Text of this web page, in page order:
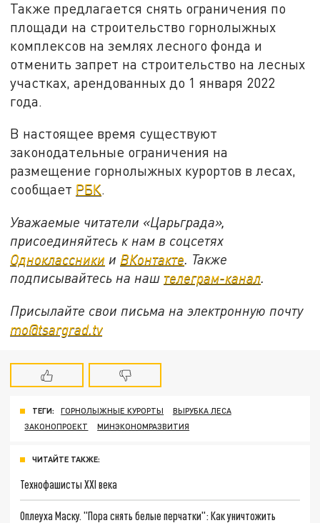
Также предлагается снять ограничения по
площади на строительство горнолыжных
комплексов на землях лесного фонда и
отменить запрет на строительство на лесных
участках, арендованных до 1 января 2022
года.
В настоящее время существуют
законодательные ограничения на
размещение горнолыжных курортов в лесах,
сообщает РБК.
Уважаемые читатели «Царьграда»,
присоединяйтесь к нам в соцсетях
Одноклассники и ВКонтакте. Также
подписывайтесь на наш телеграм-канал.
Присылайте свои письма на электронную почту
mo@tsargrad.tv
ТЕГИ: ГОРНОЛЫЖНЫЕ КУРОРТЫ
ВЫРУБКА ЛЕСА
ЗАКОНОПРОЕКТ
МИНЭКОНОМРАЗВИТИЯ
ЧИТАЙТЕ ТАКЖЕ:
Технофашисты XXI века
Оплеуха Маску. "Пора снять белые перчатки": Как уничтожить